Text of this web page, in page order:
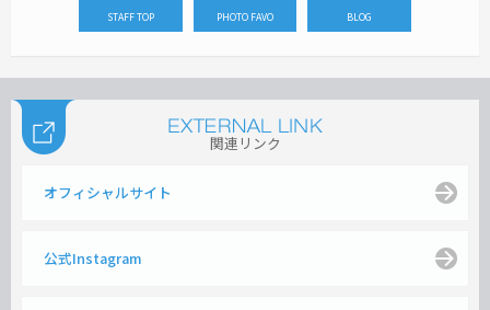
STAFF TOP PHOTO FAVO BLOG
関連リンク
オフィシャルサイト
公式Instagram